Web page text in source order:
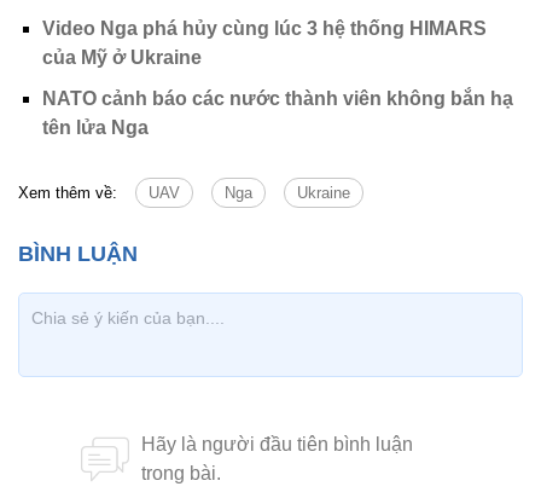
Video Nga phá hủy cùng lúc 3 hệ thống HIMARS
của Mỹ ở Ukraine
NATO cảnh báo các nước thành viên không bắn hạ
tên lửa Nga
Xem thêm về: UAV Nga Ukraine